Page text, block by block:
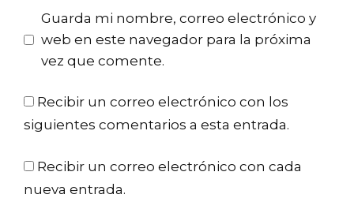
Guarda mi nombre, correo electrónico y
web en este navegador para la próxima
vez que comente.
Recibir un correo electrónico con los
siguientes comentarios a esta entrada.
Recibir un correo electrónico con cada
nueva entrada.